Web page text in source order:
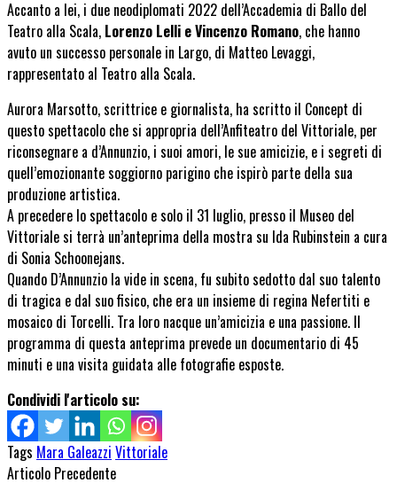
Accanto a lei, i due neodiplomati 2022 dell’Accademia di Ballo del
Teatro alla Scala, Lorenzo Lelli e Vincenzo Romano, che hanno
avuto un successo personale in Largo, di Matteo Levaggi,
rappresentato al Teatro alla Scala.
Aurora Marsotto, scrittrice e giornalista, ha scritto il Concept di
questo spettacolo che si appropria dell’Anfiteatro del Vittoriale, per
riconsegnare a d’Annunzio, i suoi amori, le sue amicizie, e i segreti di
quell’emozionante soggiorno parigino che ispirò parte della sua
produzione artistica.
A precedere lo spettacolo e solo il 31 luglio, presso il Museo del
Vittoriale si terrà un’anteprima della mostra su Ida Rubinstein a cura
di Sonia Schoonejans.
Quando D’Annunzio la vide in scena, fu subito sedotto dal suo talento
di tragica e dal suo fisico, che era un insieme di regina Nefertiti e
mosaico di Torcelli. Tra loro nacque un’amicizia e una passione. Il
programma di questa anteprima prevede un documentario di 45
minuti e una visita guidata alle fotografie esposte.
Condividi l'articolo su:
Tags Mara Galeazzi Vittoriale
Articolo Precedente